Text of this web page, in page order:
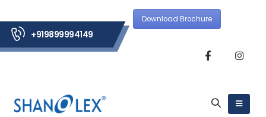
+919899994149
Download Brochure